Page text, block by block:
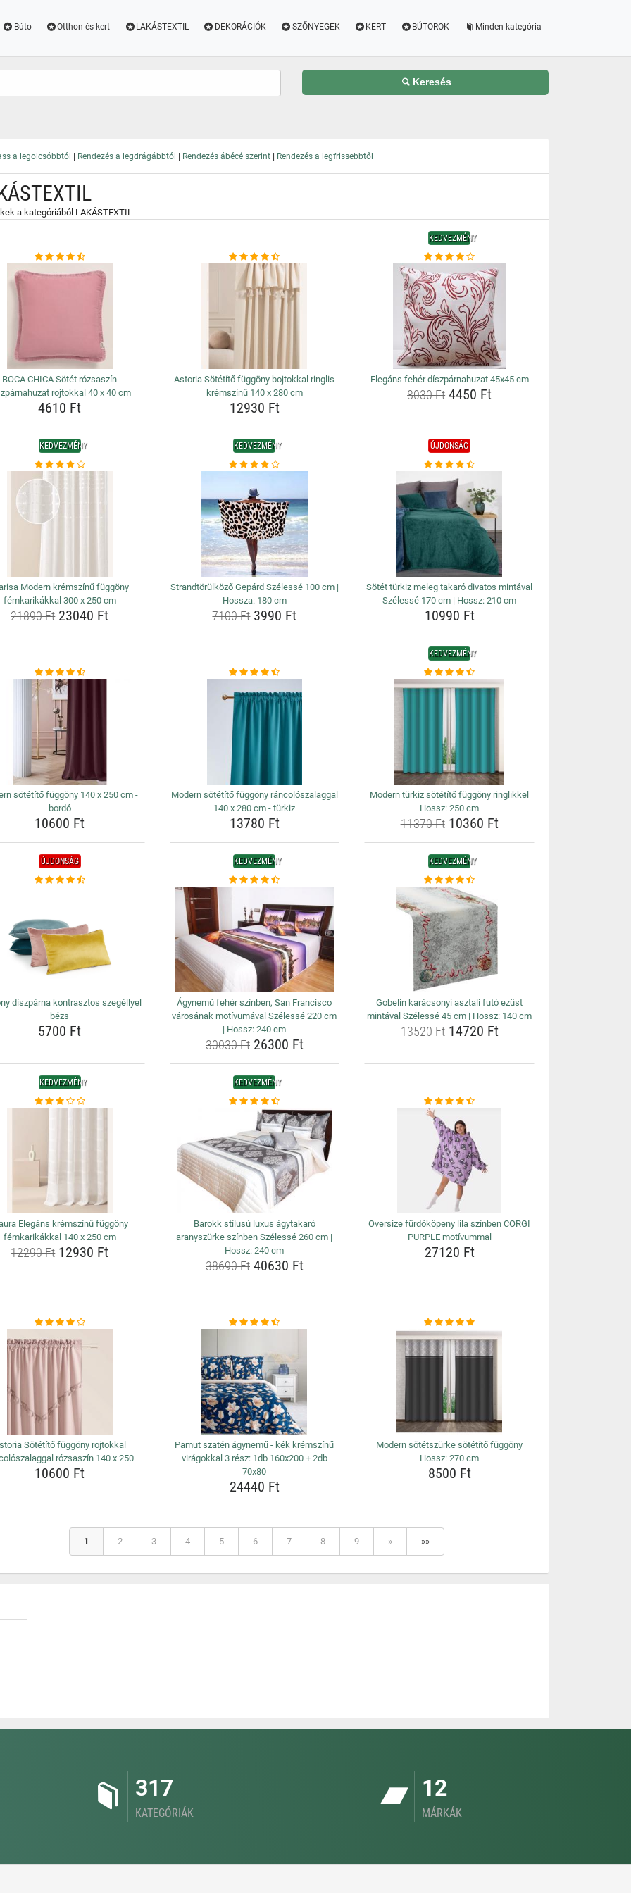
Búto Otthon és kert LAKÁSTEXTIL DEKORÁCIÓK SZŐNYEGEK KERT BÚTOROK Minden kategória
Keresés
a legolcsóbbtól | Rendezés a legdrágábbtól | Rendezés ábécé szerint | Rendezés a legfrissebbtől
a kategóriából LAKÁSTEXTIL
BOCA CHICA Sötét rózsaszín
rojtokkal 40 x 40 cm
4610 Ft
Astoria Sötétítő függöny bojtokkal ringlis
krémszínű 140 x 280 cm
12930 Ft
KEDVEZMÉNY
Elegáns fehér díszpárnahuzat 45x45 cm
8030 Ft 4450 Ft
KEDVEZMÉNY
Modern krémszínű függöny
fémkarikákkal 300 x 250 cm
21890 Ft23040 Ft
KEDVEZMÉNY
Strandtörülköző Gepárd Szélessé 100 cm |
Hossza: 180 cm
7100 Ft3990 Ft
ÚJDONSÁG
Sötét türkiz meleg takaró divatos mintával
Szélessé 170 cm | Hossz: 210 cm
10990 Ft
sötétítő függöny 140 x 250 cm -
bordó
10600 Ft
Modern sötétítő függöny ráncolószalaggal
140 x 280 cm - türkiz
13780 Ft
KEDVEZMÉNY
Modern türkiz sötétítő függöny ringlikkel
Hossz: 250 cm
11370 Ft10360 Ft
ÚJDONSÁG
díszpárna kontrasztos szegéllyel
bézs
5700 Ft
KEDVEZMÉNY
Ágynemű fehér színben, San Francisco
városának motívumával Szélessé 220 cm
| Hossz: 240 cm
30030 Ft26300 Ft
KEDVEZMÉNY
Gobelin karácsonyi asztali futó ezüst
mintával Szélessé 45 cm | Hossz: 140 cm
13520 Ft14720 Ft
KEDVEZMÉNY
Elegáns krémszínű függöny
fémkarikákkal 140 x 250 cm
12290 Ft12930 Ft
KEDVEZMÉNY
Barokk stílusú luxus ágytakaró
aranyszürke színben Szélessé 260 cm |
Hossz: 240 cm
38690 Ft40630 Ft
Oversize fürdőköpeny lila színben CORGI
PURPLE motívummal
27120 Ft
Sötétítő függöny rojtokkal
rózsaszín 140 x 250
10600 Ft
Pamut szatén ágynemű - kék krémszínű
virágokkal 3 rész: 1db 160x200 + 2db
70x80
24440 Ft
Modern sötétszürke sötétítő függöny
Hossz: 270 cm
8500 Ft
1 2 3 4 5 6 7 8 9 » »»
317
KATEGÓRIÁK
12
MÁRKÁK